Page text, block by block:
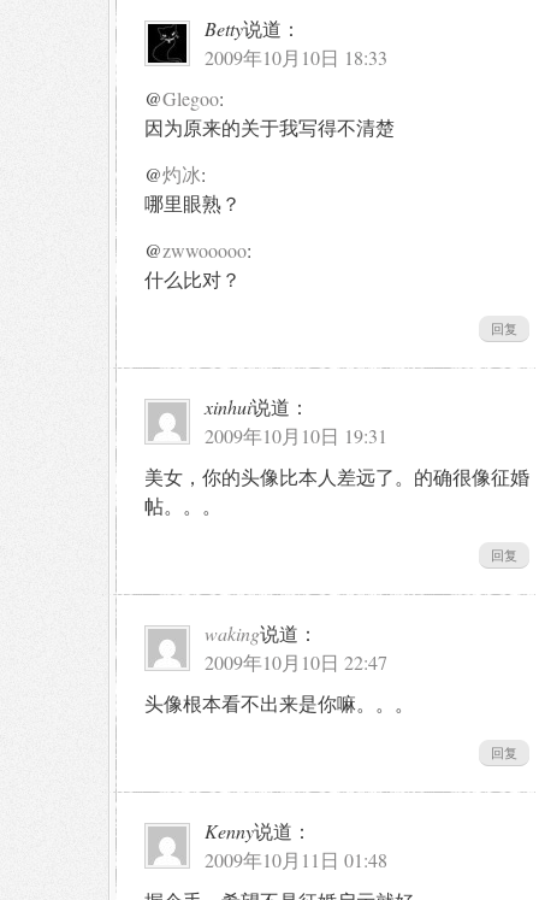
Betty说道：
2009年10月10日 18:33
@Glegoo:
因为原来的关于我写得不清楚
@灼冰:
哪里眼熟？
@zwwooooo:
什么比对？
回复
xinhui说道：
2009年10月10日 19:31
美女，你的头像比本人差远了。的确很像征婚
帖。。。
回复
waking说道：
2009年10月10日 22:47
头像根本看不出来是你嘛。。。
回复
Kenny说道：
2009年10月11日 01:48